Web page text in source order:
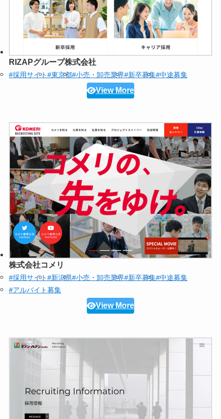
RIZAPグループ株式会社
#採用サイト#東京都#小売・卸売業界#新卒募集#中途募集
View More
株式会社コメリ
#採用サイト#新潟県#小売・卸売業界#新卒募集#中途募集
#アルバイト募集
View More